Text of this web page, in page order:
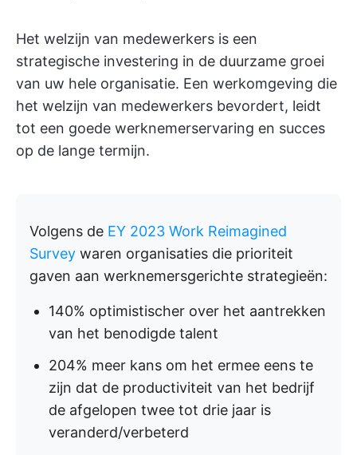
Het welzijn van medewerkers is een
strategische investering in de duurzame groei
van uw hele organisatie. Een werkomgeving die
het welzijn van medewerkers bevordert, leidt
tot een goede werknemerservaring en succes
op de lange termijn.
Volgens de EY 2023 Work Reimagined
Survey waren organisaties die prioriteit
gaven aan werknemersgerichte strategieën:
140% optimistischer over het aantrekken
van het benodigde talent
204% meer kans om het ermee eens te
zijn dat de productiviteit van het bedrijf
de afgelopen twee tot drie jaar is
veranderd/verbeterd